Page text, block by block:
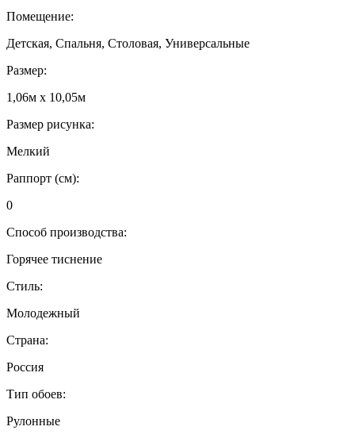
Помещение:
Детская, Спальня, Столовая, Универсальные
Размер:
1,06м х 10,05м
Размер рисунка:
Мелкий
Раппорт (см):
0
Способ производства:
Горячее тиснение
Стиль:
Молодежный
Страна:
Россия
Тип обоев:
Рулонные